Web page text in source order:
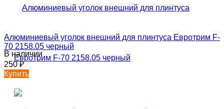
Алюминиевый уголок внешний для плинтуса Евротрим F-
70 2158.05 черный
В наличии
250₽
Купить